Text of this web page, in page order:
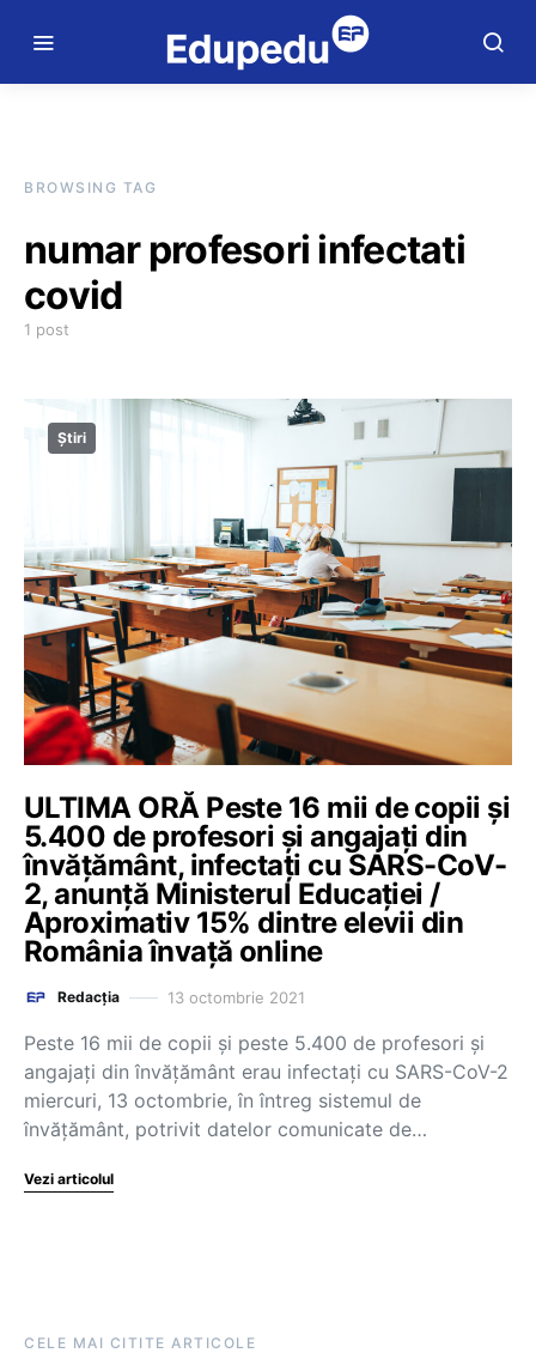
BROWSING TAG
numar profesori infectati
covid
1 post
Știri
ULTIMA ORĂ Peste 16 mii de copii și
5.400 de profesori și angajați din
învățământ, infectați cu SARS-CoV-
2, anunță Ministerul Educației /
Aproximativ 15% dintre elevii din
România învață online
Redacția 13 octombrie 2021
Peste 16 mii de copii și peste 5.400 de profesori și
angajați din învățământ erau infectați cu SARS-CoV-2
miercuri, 13 octombrie, în întreg sistemul de
învățământ, potrivit datelor comunicate de…
Vezi articolul
CELE MAI CITITE ARTICOLE